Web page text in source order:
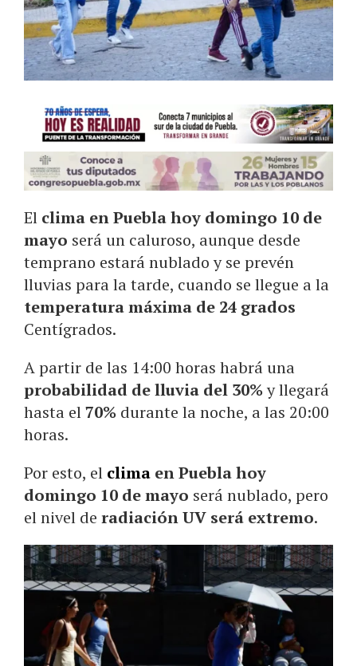
El clima en Puebla hoy domingo 10 de
mayo será un caluroso, aunque desde
temprano estará nublado y se prevén
lluvias para la tarde, cuando se llegue a la
temperatura máxima de 24 grados
Centígrados.
A partir de las 14:00 horas habrá una
probabilidad de lluvia del 30%y llegará
hasta el70% durante la noche, a las 20:00
horas.
Por esto, el clima en Puebla hoy
domingo 10 de mayo será nublado, pero
el nivel de radiación UV será extremo.